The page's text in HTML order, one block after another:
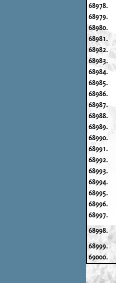
68978.
68979.
68980.
68981.
68982.
68983.
68984.
68985.
68986.
68987.
68988.
68989.
68990.
68991.
68992.
68993.
68994.
68995.
68996.
68997.
68998.
68999.
69000.